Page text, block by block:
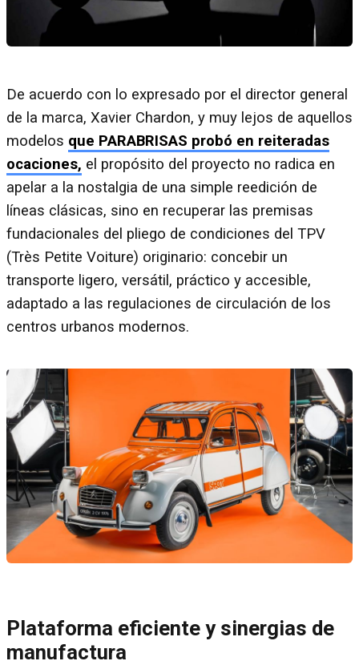
De acuerdo con lo expresado por el director general
de la marca, Xavier Chardon, y muy lejos de aquellos
modelos que PARABRISAS probó en reiteradas
ocaciones, el propósito del proyecto no radica en
apelar a la nostalgia de una simple reedición de
líneas clásicas, sino en recuperar las premisas
fundacionales del pliego de condiciones del TPV
(Très Petite Voiture) originario: concebir un
transporte ligero, versátil, práctico y accesible,
adaptado a las regulaciones de circulación de los
centros urbanos modernos.
Plataforma eficiente y sinergias de
manufactura